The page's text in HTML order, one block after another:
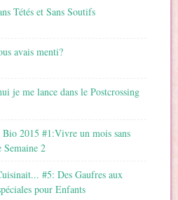
Tétés et Sans Soutifs
avais menti?
je me lance dans le Postcrossing
2015 #1:Vivre un mois sans
Semaine 2
#5: Des Gaufres aux
pour Enfants